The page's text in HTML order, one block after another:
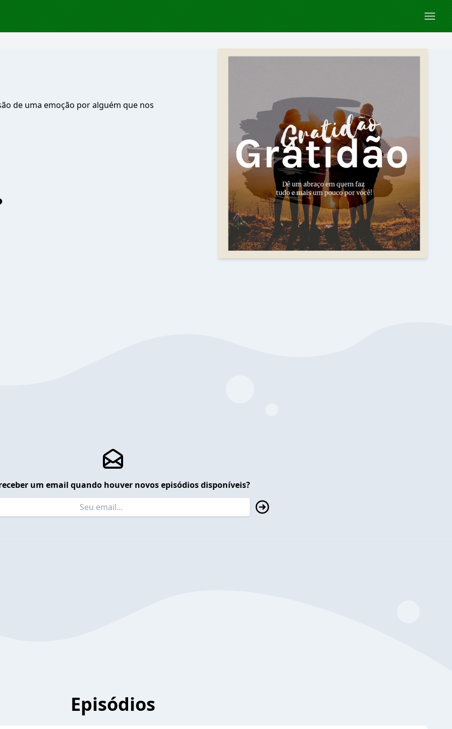
de uma emoção por alguém que nos
um email quando houver novos episódios disponíveis?
Episódios